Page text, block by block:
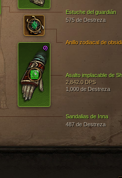
Sandalias de Inna
487 de Destreza
Asalto implacable de
2,842.0 DPS
1,000 de Destreza
Estuche del guardián
575 de Destreza
Anillo zodiacal de